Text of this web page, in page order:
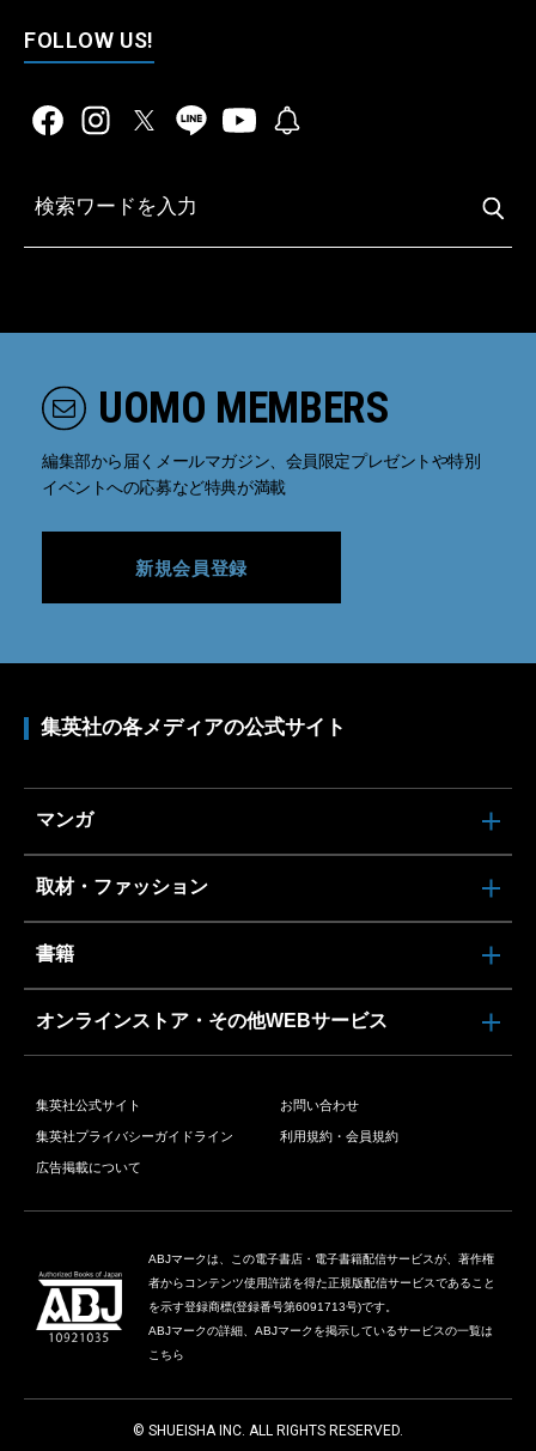
FOLLOW US!
UOMO MEMBERS
編集部から届くメールマガジン、会員限定プレゼントや特別
イベントへの応募など特典が満載
新規会員登録
集英社の各メディアの公式サイト
マンガ
取材・ファッション
書籍
オンラインストア・その他WEBサービス
集英社公式サイト お問い合わせ
集英社プライバシーガイドライン 利用規約・会員規約
広告掲載について
ABJマークは、この電子書店・電子書籍配信サービスが、著作権
者からコンテンツ使用許諾を得た正規版配信サービスであること
を示す登録商標(登録番号第6091713号)です。
ABJマークの詳細、ABJマークを掲示しているサービスの一覧は
こちら
© SHUEISHA INC. ALL RIGHTS RESERVED.